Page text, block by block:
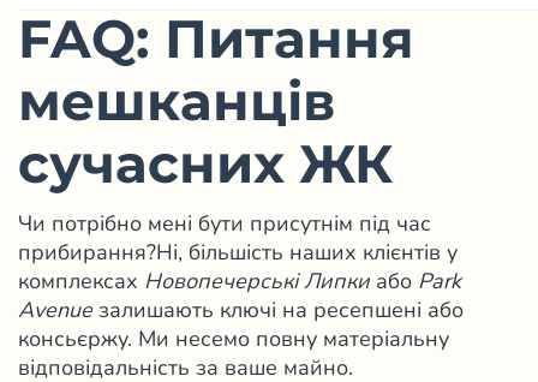
FAQ: Питання
мешканців
сучасних ЖК
Чи потрібно мені бути присутнім під час
прибирання?Ні, більшість наших клієнтів у
комплексах Новопечерські Липки або Park
Avenueзалишають ключі на ресепшені або
консьєржу. Ми несемо повну матеріальну
відповідальність за ваше майно.